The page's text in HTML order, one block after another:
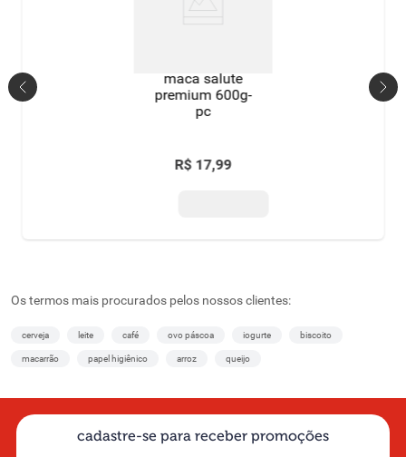
maca salute
premium 600g-
pc
R$ 17,99
Os termos mais procurados pelos nossos clientes:
cerveja leite café ovo páscoa iogurte biscoito
macarrão papel higiênico arroz queijo
cadastre-se para receber promoções